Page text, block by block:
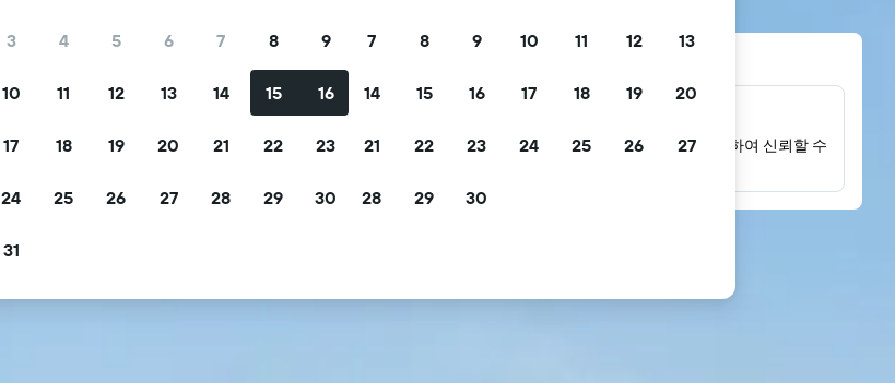
무료 취소, 무료 조식 등의 조건으로 필터링하세요
실제 투숙한 고객들의 후기를 대량으로 축적하여 신뢰할 수
3 4 5 6 7 8 9
10 11 12 13 14 15 16
17 18 19 20 21 22 23
24 25 26 27 28 29 30
31
7 8 9 10 11 12 13
14 15 16 17 18 19 20
21 22 23 24 25 26 27
28 29 30